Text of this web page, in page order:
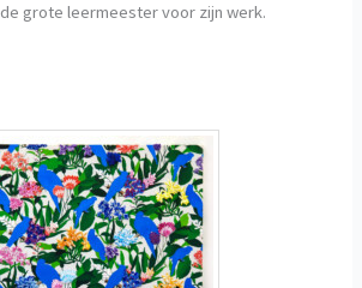
de grote leermeester voor zijn werk.